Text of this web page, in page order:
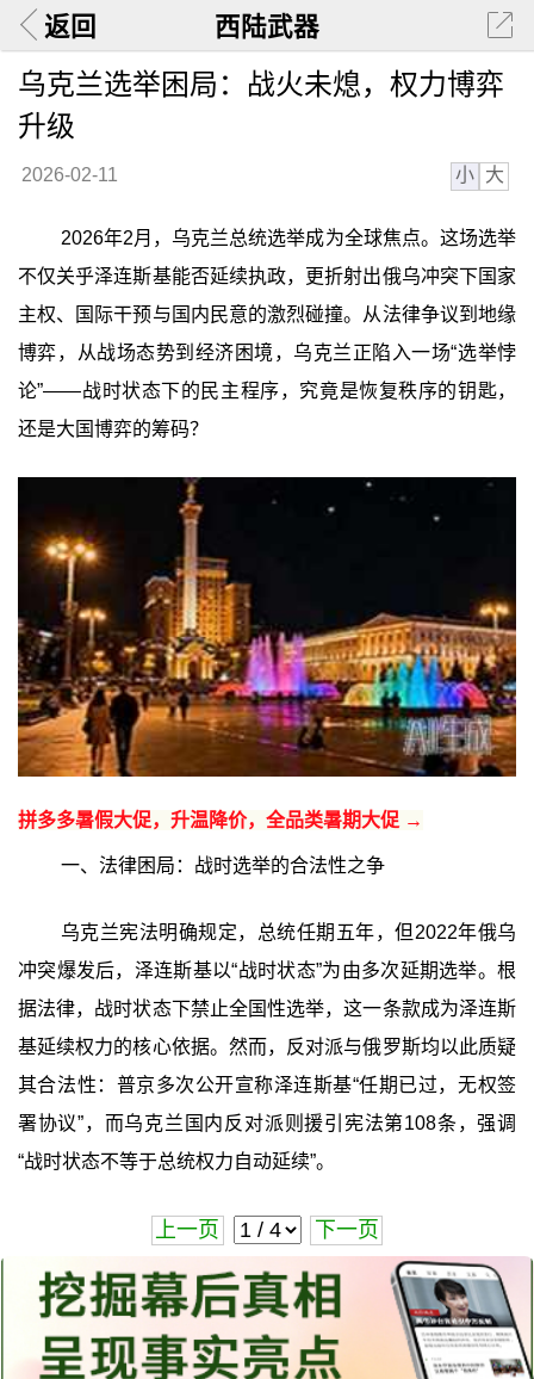
返回 西陆武器
乌克兰选举困局：战火未熄，权力博弈
升级
2026-02-11 小 大
2026年2月，乌克兰总统选举成为全球焦点。这场选举
不仅关乎泽连斯基能否延续执政，更折射出俄乌冲突下国家
主权、国际干预与国内民意的激烈碰撞。从法律争议到地缘
博弈，从战场态势到经济困境，乌克兰正陷入一场“选举悖
论”——战时状态下的民主程序，究竟是恢复秩序的钥匙，
还是大国博弈的筹码？
拼多多暑假大促，升温降价，全品类暑期大促 →
一、法律困局：战时选举的合法性之争
乌克兰宪法明确规定，总统任期五年，但2022年俄乌
冲突爆发后，泽连斯基以“战时状态”为由多次延期选举。根
据法律，战时状态下禁止全国性选举，这一条款成为泽连斯
基延续权力的核心依据。然而，反对派与俄罗斯均以此质疑
其合法性：普京多次公开宣称泽连斯基“任期已过，无权签
署协议”，而乌克兰国内反对派则援引宪法第108条，强调
“战时状态不等于总统权力自动延续”。
上一页 下一页